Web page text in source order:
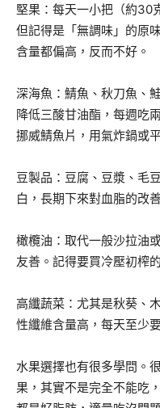
堅果：每天一小把（約30
但記得是「無調味」的原
含量都偏高，反而不好。
深海魚：鯖魚、秋刀魚、
降低三酸甘油酯，每週吃
挪威鯖魚片，用氣炸鍋或
豆製品：豆腐、豆漿、毛
白，長期下來對血脂的改
橄欖油：取代一般沙拉油
友善。記得要買冷壓初榨
高纖蔬菜：尤其是秋葵、
性纖維含量高，每天至少
水果選擇也有很多學問。
果，其實不是完全不能吃